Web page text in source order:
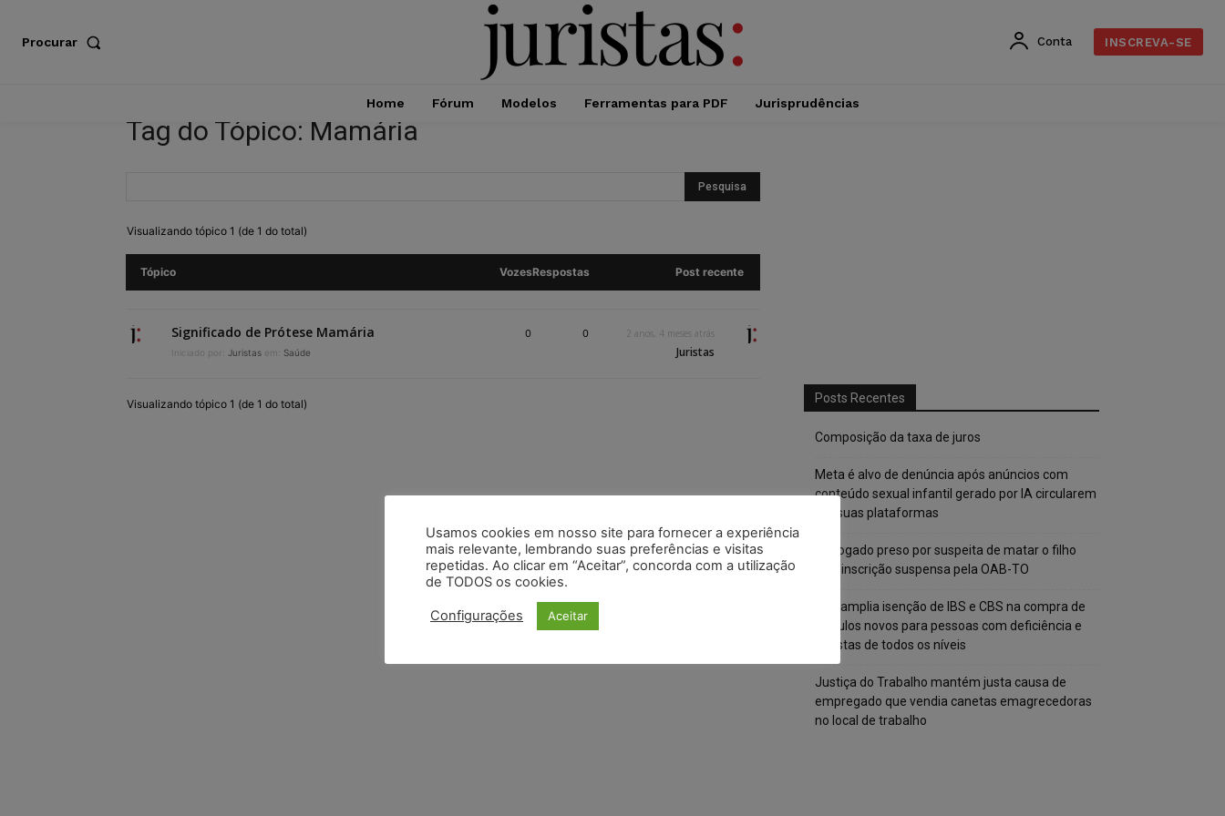
Procurar Conta INSCREVA-SE
Home Fórum Modelos Ferramentas para PDF Jurisprudências
Tag do Tópico: Mamária
Visualizando tópico 1 (de 1 do total)
Tópico VozesRespostas Post recente
Significado de Prótese Mamária
Iniciado por: Juristas em: Saúde
0 0 2 anos, 4 meses atrás
Juristas
Visualizando tópico 1 (de 1 do total) Posts Recentes
Composição da taxa de juros
Meta é alvo de denúncia após anúncios com
conteúdo sexual infantil gerado por IA circularem
em suas plataformas
Advogado preso por suspeita de matar o filho
tem inscrição suspensa pela OAB-TO
STF amplia isenção de IBS e CBS na compra de
veículos novos para pessoas com deficiência e
autistas de todos os níveis
Justiça do Trabalho mantém justa causa de
empregado que vendia canetas emagrecedoras
no local de trabalho
Usamos cookies em nosso site para fornecer a experiência
mais relevante, lembrando suas preferências e visitas
repetidas. Ao clicar em “Aceitar”, concorda com a utilização
de TODOS os cookies.
Configurações Aceitar